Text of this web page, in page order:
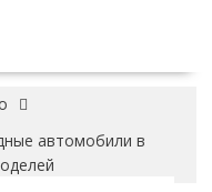
автомобили в